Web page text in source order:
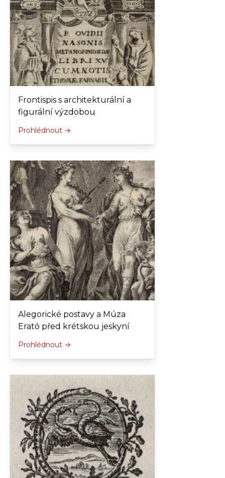
Frontispis s architekturální a
figurální výzdobou
Prohlédnout →
Alegorické postavy a Múza
Erató před krétskou jeskyní
Prohlédnout →